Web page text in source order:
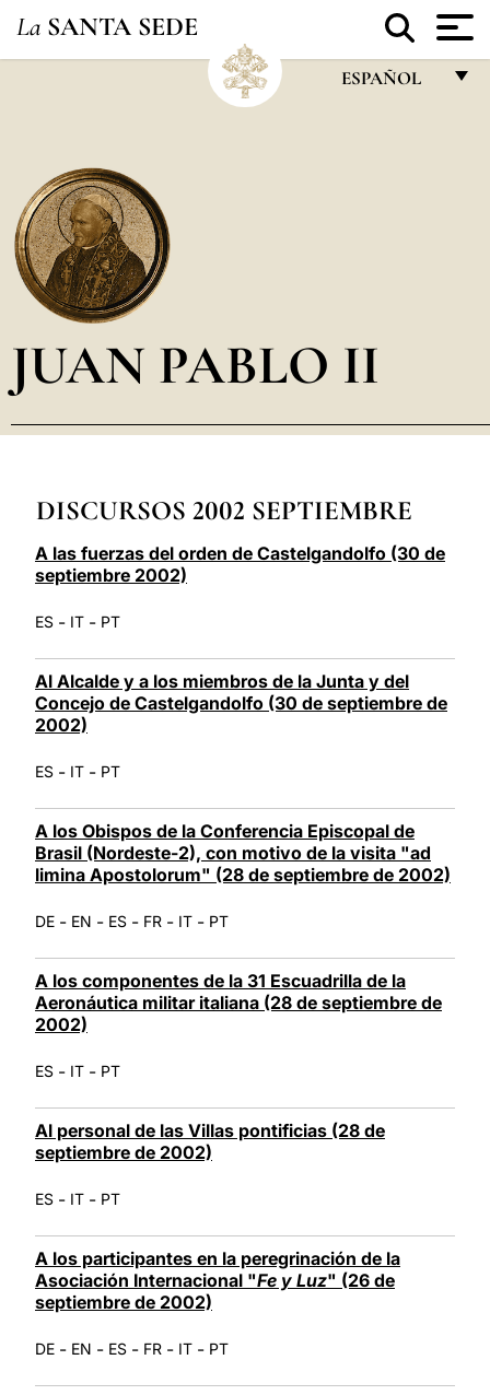
La SANTA SEDE
ESPAÑOL
POLSKI
العربيّة
LATINE
JUAN PABLO II
DISCURSOS 2002 SEPTIEMBRE
A las fuerzas del orden de Castelgandolfo (30 de
septiembre 2002)
ES - IT - PT
Al Alcalde y a los miembros de la Junta y del
Concejo de Castelgandolfo (30 de septiembre de
2002)
ES - IT - PT
A los Obispos de la Conferencia Episcopal de
Brasil (Nordeste-2), con motivo de la visita "ad
limina Apostolorum" (28 de septiembre de 2002)
DE - EN - ES - FR - IT - PT
A los componentes de la 31 Escuadrilla de la
Aeronáutica militar italiana (28 de septiembre de
2002)
ES - IT - PT
Al personal de las Villas pontificias (28 de
septiembre de 2002)
ES - IT - PT
A los participantes en la peregrinación de la
Asociación Internacional "Fe y Luz" (26 de
septiembre de 2002)
DE - EN - ES - FR - IT - PT